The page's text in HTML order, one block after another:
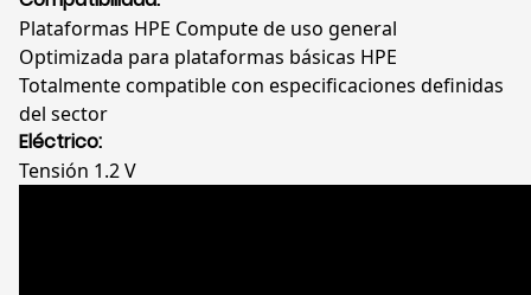
Plataformas HPE Compute de uso general
Optimizada para plataformas básicas HPE
Totalmente compatible con especificaciones definidas
del sector
Eléctrico:
Tensión 1.2 V